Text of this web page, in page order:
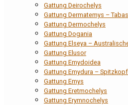
Gattung Deirochelys
Gattung Dermatemys –
Gattung Dermochelys
Gattung Dogania
Gattung Elseya –
Gattung Elusor
Gattung Emydoidea
Gattung Emydura –
Gattung Emys
Gattung Eretmochelys
Gattung Erymnochelys